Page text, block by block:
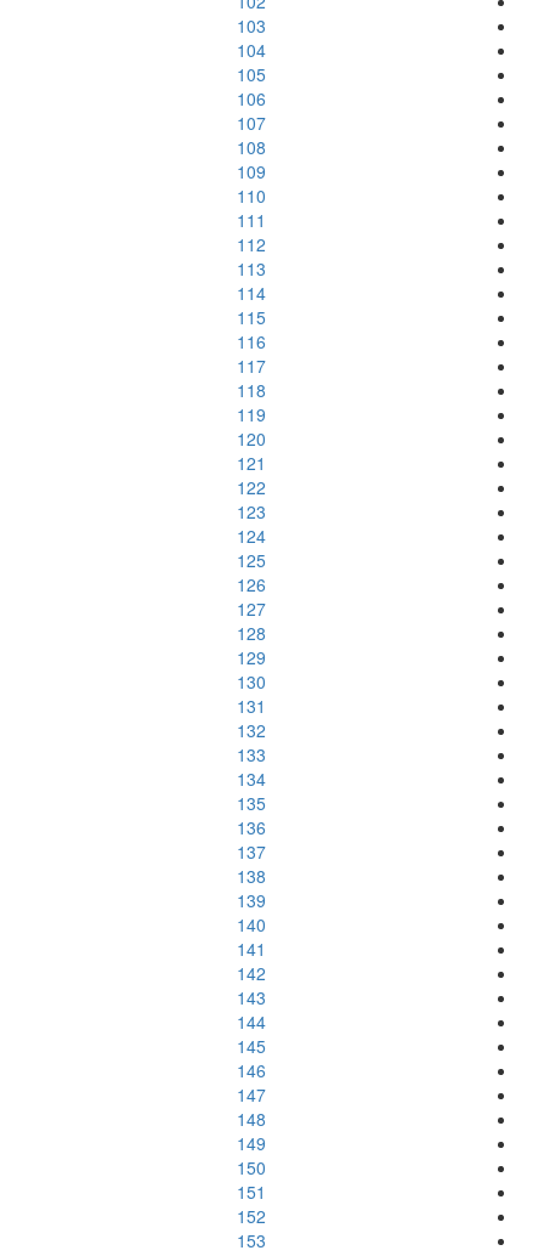
103
104
105
106
107
108
109
110
111
112
113
114
115
116
117
118
119
120
121
122
123
124
125
126
127
128
129
130
131
132
133
134
135
136
137
138
139
140
141
142
143
144
145
146
147
148
149
150
151
152
153